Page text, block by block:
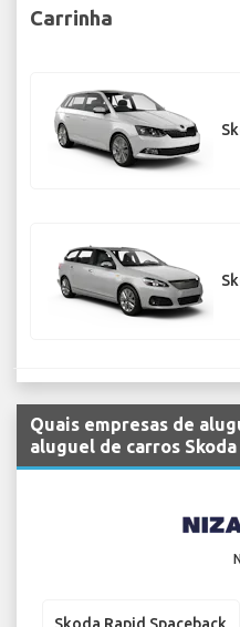
Carrinha
Quais empresas de
aluguel de carros
Skoda Rapid Spaceback